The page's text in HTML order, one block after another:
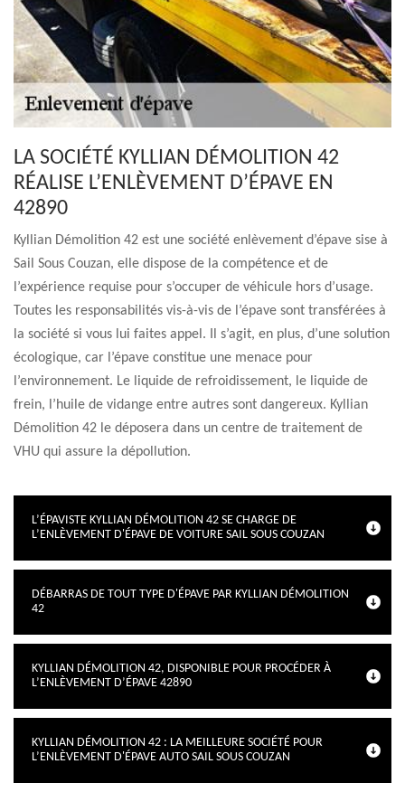
LA SOCIÉTÉ KYLLIAN DÉMOLITION 42
RÉALISE L’ENLÈVEMENT D’ÉPAVE EN
42890
Kyllian Démolition 42 est une société enlèvement d’épave sise à
Sail Sous Couzan, elle dispose de la compétence et de
l’expérience requise pour s’occuper de véhicule hors d’usage.
Toutes les responsabilités vis-à-vis de l’épave sont transférées à
la société si vous lui faites appel. Il s’agit, en plus, d’une solution
écologique, car l’épave constitue une menace pour
l’environnement. Le liquide de refroidissement, le liquide de
frein, l’huile de vidange entre autres sont dangereux. Kyllian
Démolition 42 le déposera dans un centre de traitement de
VHU qui assure la dépollution.
L’ÉPAVISTE KYLLIAN DÉMOLITION 42 SE CHARGE DE
L’ENLÈVEMENT D'ÉPAVE DE VOITURE SAIL SOUS COUZAN
DÉBARRAS DE TOUT TYPE D'ÉPAVE PAR KYLLIAN DÉMOLITION
42
KYLLIAN DÉMOLITION 42, DISPONIBLE POUR PROCÉDER À
L’ENLÈVEMENT D’ÉPAVE 42890
KYLLIAN DÉMOLITION 42 : LA MEILLEURE SOCIÉTÉ POUR
L’ENLÈVEMENT D'ÉPAVE AUTO SAIL SOUS COUZAN